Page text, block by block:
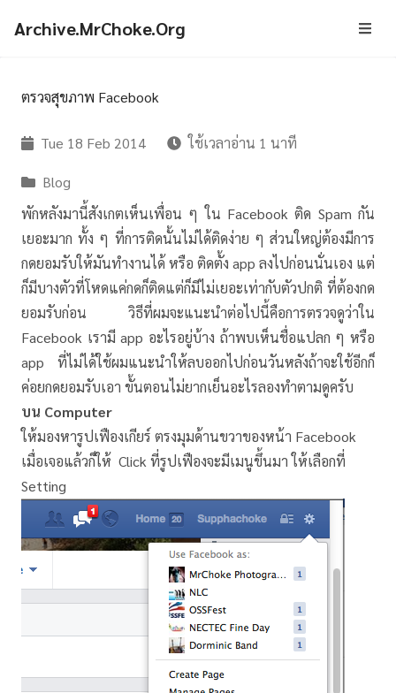
Archive.MrChoke.Org
ตรวจสุขภาพ Facebook
Tue 18 Feb 2014 ใช้เวลาอ่าน 1 นาที
Blog
พักหลังมานี้สังเกตเห็นเพื่อน ๆ ใน Facebook ติด Spam กัน
เยอะมาก ทั้ง ๆ ที่การติดนั้นไม่ได้ติดง่าย ๆ ส่วนใหญ่ต้องมีการ
กดยอมรับให้มันทำงานได้ หรือ ติดตั้ง app ลงไปก่อนนั่นเอง แต่
ก็มีบางตัวที่โหดแค่กดก็ติดแต่ก็มีไม่เยอะเท่ากับตัวปกติ ที่ต้องกด
ยอมรับก่อน วิธีที่ผมจะแนะนำต่อไปนี้คือการตรวจดูว่าใน
Facebook เรามี app อะไรอยู่บ้าง ถ้าพบเห็นชื่อแปลก ๆ หรือ
app ที่ไม่ได้ใช้ผมแนะนำให้ลบออกไปก่อนวันหลังถ้าจะใช้อีกก็
ค่อยกดยอมรับเอา ขั้นตอนไม่ยากเย็นอะไรลองทำตามดูครับ
บน Computer
ให้มองหารูปเฟืองเกียร์ ตรงมุมด้านขวาของหน้า Facebook
เมื่อเจอแล้วก็ให้ Click ที่รูปเฟืองจะมีเมนูขึ้นมา ให้เลือกที่
Setting